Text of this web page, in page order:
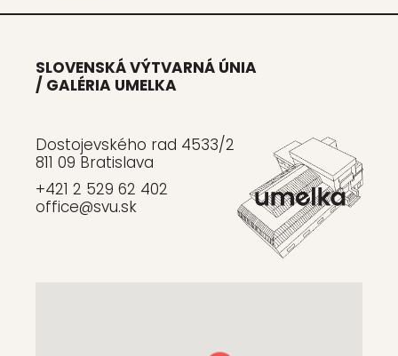
SLOVENSKÁ VÝTVARNÁ ÚNIA
/ GALÉRIA UMELKA
Dostojevského rad 4533/2
811 09 Bratislava
+421 2 529 62 402
office@svu.sk